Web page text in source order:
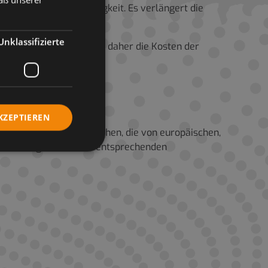
hoher Luftfeuchtigkeit. Es verlängert die
und reduziert daher die Kosten der
Bagger usw.) vorgesehen, die von europäischen,
niedriger mit einer entsprechenden